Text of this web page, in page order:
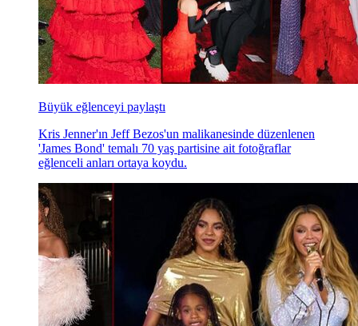
Büyük eğlenceyi paylaştı
Kris Jenner'ın Jeff Bezos'un malikanesinde düzenlenen
'James Bond' temalı 70 yaş partisine ait fotoğraflar
eğlenceli anları ortaya koydu.